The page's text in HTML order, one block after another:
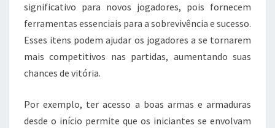
significativo para novos jogadores, pois fornecem
ferramentas essenciais para a sobrevivência e sucesso.
Esses itens podem ajudar os jogadores a se tornarem
mais competitivos nas partidas, aumentando suas
chances de vitória.
Por exemplo, ter acesso a boas armas e armaduras
desde o início permite que os iniciantes se envolvam